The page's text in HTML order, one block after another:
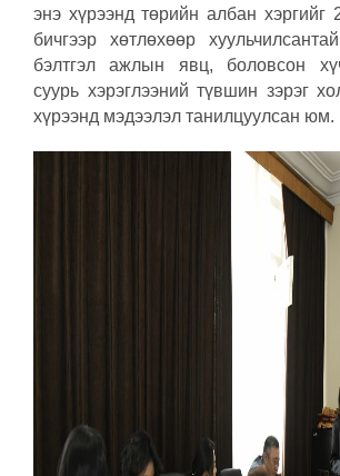
энэ хүрээнд төрийн албан хэргийг
бичгээр хөтлөхөөр
бэлтгэл ажлын явц, боловсон
суурь хэрэглээний түвшин зэрэг
хүрээнд мэдээлэл танилцуулсан юм.